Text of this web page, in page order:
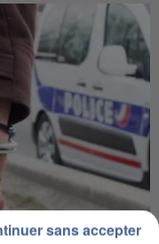
sans accepter